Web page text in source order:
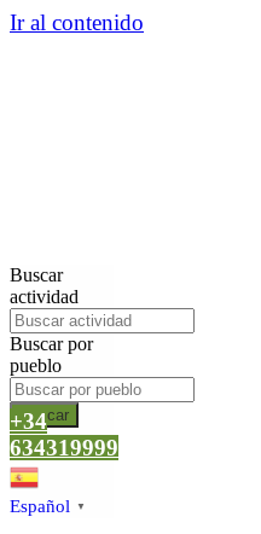
Ir al contenido
Buscar
actividad
Buscar por
pueblo
Buscar
+34
634319999
Español ▼